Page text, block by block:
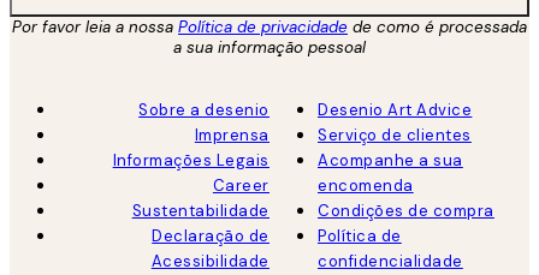
Por favor leia a nossa Política de privacidade de como é processada
a sua informação pessoal
Sobre a desenio
Imprensa
Informações Legais
Career
Sustentabilidade
Declaração de
Acessibilidade
Desenio Art Advice
Serviço de clientes
Acompanhe a sua
encomenda
Condições de compra
Política de
confidencialidade